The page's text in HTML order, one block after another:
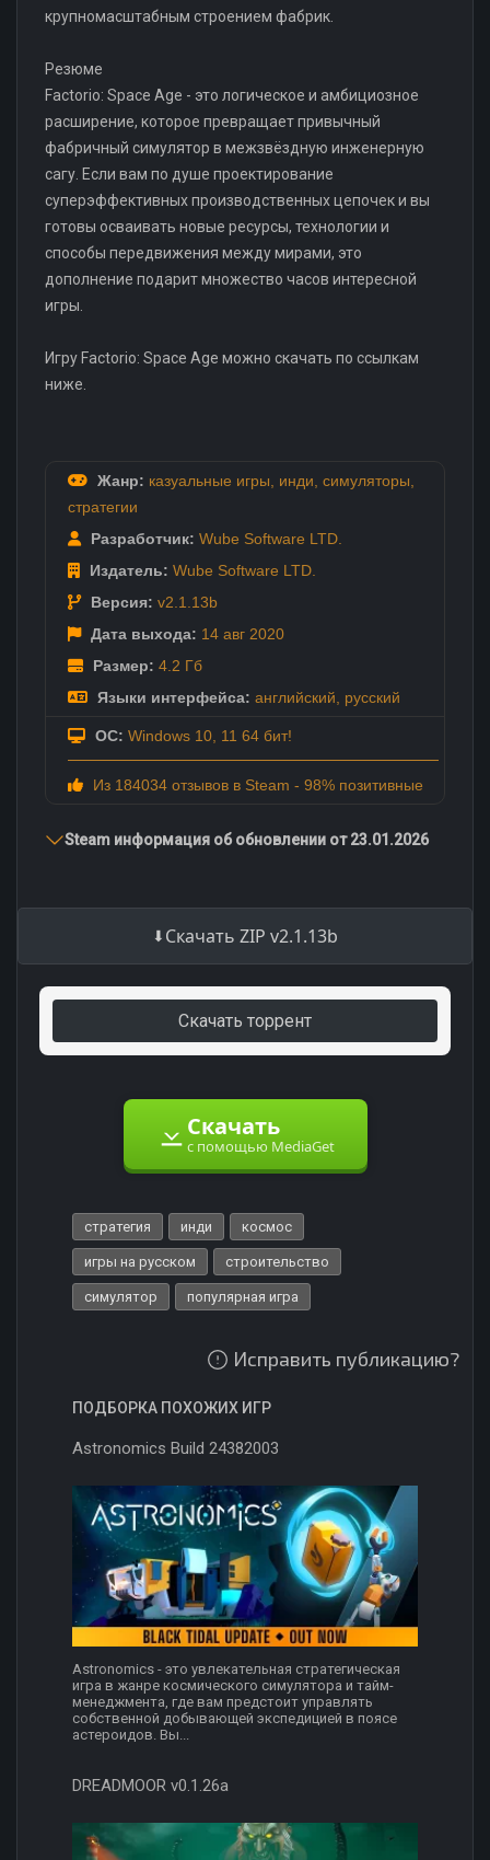
крупномасштабным строением фабрик.
Резюме
Factorio: Space Age - это логическое и амбициозное
расширение, которое превращает привычный
фабричный симулятор в межзвёздную инженерную
сагу. Если вам по душе проектирование
суперэффективных производственных цепочек и вы
готовы осваивать новые ресурсы, технологии и
способы передвижения между мирами, это
дополнение подарит множество часов интересной
игры.
Игру Factorio: Space Age можно скачать по ссылкам
ниже.
Жанр: казуальные игры инди симуляторы
стратегии
Разработчик: Wube Software LTD.
Издатель: Wube Software LTD.
Версия: v2.1.13b
Дата выхода: 14 авг 2020
Размер: 4.2 Гб
Языки интерфейса: английский русский
ОС: Windows 10, 11 64 бит!
Из 184034 отзывов в Steam - 98% позитивные
Steam информация об обновлении от 23.01.2026
Скачать ZIP v2.1.13b
Скачать торрент
Скачать
с помощью MediaGet
стратегия инди космос
игры на русском строительство
симулятор популярная игра
Исправить публикацию?
ПОДБОРКА ПОХОЖИХ ИГР
Astronomics Build 24382003
Astronomics - это увлекательная стратегическая
игра в жанре космического симулятора и тайм-
менеджмента, где вам предстоит управлять
собственной добывающей экспедицией в поясе
астероидов. Вы...
DREADMOOR v0.1.26a